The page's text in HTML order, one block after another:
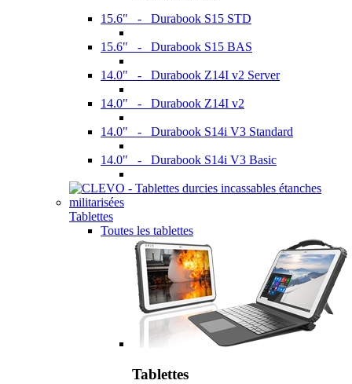
15.6" - Durabook S15 STD
15.6" - Durabook S15 BAS
14.0" - Durabook Z14I v2 Server
14.0" - Durabook Z14I v2
14.0" - Durabook S14i V3 Standard
14.0" - Durabook S14i V3 Basic
Tablettes
Toutes les tablettes
Tablettes